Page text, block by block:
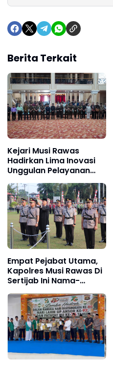
Berita Terkait
Kejari Musi Rawas
Hadirkan Lima Inovasi
Unggulan Pelayanan
Hukum, Melalui
Jakumdu
Empat Pejabat Utama,
Kapolres Musi Rawas Di
Sertijab Ini Nama-
Namanya